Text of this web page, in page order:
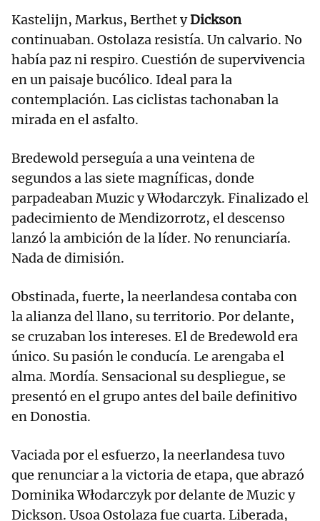
Kastelijn, Markus, Berthet yDickson
continuaban. Ostolaza resistía. Un calvario. No
había paz ni respiro. Cuestión de supervivencia
en un paisaje bucólico. Ideal para la
contemplación. Las ciclistas tachonaban la
mirada en el asfalto.
Bredewold perseguía a una veintena de
segundos a las siete magníficas, donde
parpadeaban Muzic y Włodarczyk. Finalizado el
padecimiento de Mendizorrotz, el descenso
lanzó la ambición de la líder. No renunciaría.
Nada de dimisión.
Obstinada, fuerte, la neerlandesa contaba con
la alianza del llano, su territorio. Por delante,
se cruzaban los intereses. El de Bredewold era
único. Su pasión le conducía. Le arengaba el
alma. Mordía. Sensacional su despliegue, se
presentó en el grupo antes del baile definitivo
en Donostia.
Vaciada por el esfuerzo, la neerlandesa tuvo
que renunciar a la victoria de etapa, que abrazó
Dominika Włodarczyk por delante de Muzic y
Dickson. Usoa Ostolaza fue cuarta. Liberada,